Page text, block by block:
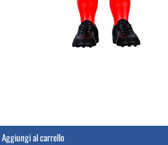
Aggiungi al carrello